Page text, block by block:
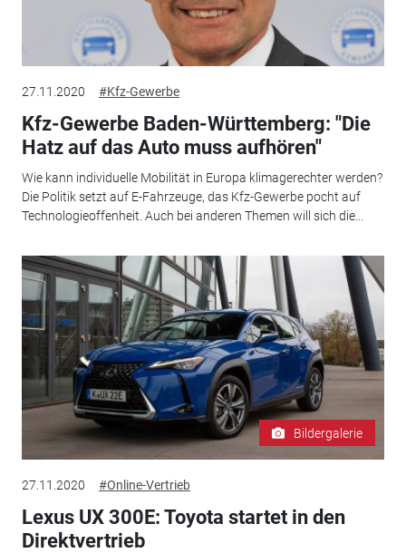
27.11.2020 #Kfz-Gewerbe
Kfz-Gewerbe Baden-Württemberg: "Die
Hatz auf das Auto muss aufhören"
Wie kann individuelle Mobilität in Europa klimagerechter werden?
Die Politik setzt auf E-Fahrzeuge, das Kfz-Gewerbe pocht auf
Technologieoffenheit. Auch bei anderen Themen will sich die...
Bildergalerie
27.11.2020 #Online-Vertrieb
Lexus UX 300E: Toyota startet in den
Direktvertrieb